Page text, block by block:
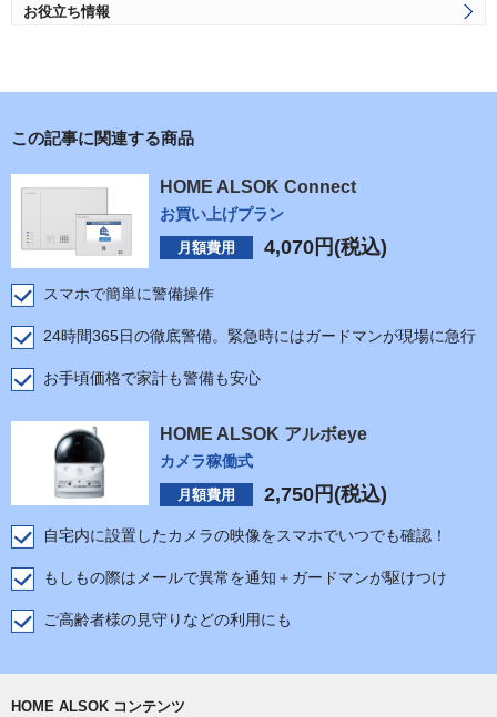
お役立ち情報
この記事に関連する商品
HOME ALSOK Connect
お買い上げプラン
月額費用 4,070 円(税込)
スマホで簡単に警備操作
24時間365日の徹底警備。緊急時にはガードマンが現場に急行
お手頃価格で家計も警備も安心
HOME ALSOK アルボeye
カメラ稼働式
月額費用 2,750 円(税込)
自宅内に設置したカメラの映像をスマホでいつでも確認！
もしもの際はメールで異常を通知＋ガードマンが駆けつけ
ご高齢者様の見守りなどの利用にも
HOME ALSOK コンテンツ